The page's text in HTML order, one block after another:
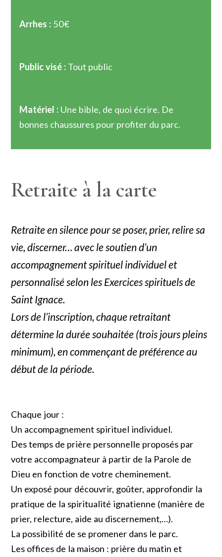
Arrhes : 50€
Public visé : Tout public
Matériel : Une bible, de quoi écrire. De
bonnes chaussures pour profiter du parc.
Retraite à la carte
Retraite en silence pour se poser, prier, relire sa
vie, discerner… avec le soutien d’un
accompagnement spirituel individuel et
personnalisé selon les Exercices spirituels de
Saint Ignace.
Lors de l’inscription, chaque retraitant
détermine la durée souhaitée (trois jours pleins
minimum), en commençant de préférence au
début de la période.
Chaque jour :
Un accompagnement spirituel individuel.
Des temps de prière personnelle proposés par
votre accompagnateur à partir de la Parole de
Dieu en fonction de votre cheminement.
Un exposé pour découvrir, goûter, approfondir la
pratique de la spiritualité ignatienne (manière de
prier, relecture, aide au discernement,…).
La possibilité de se promener dans le parc.
Les offices de la maison : prière du matin et